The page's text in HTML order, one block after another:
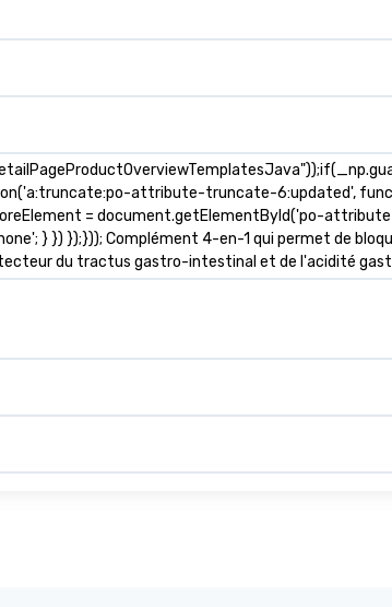
attribute-truncate-6:updated',
= document.getElementById('po-
} }) });})); Complément 4-en-1 qui permet de
du tractus gastro-intestinal et de l'acidité